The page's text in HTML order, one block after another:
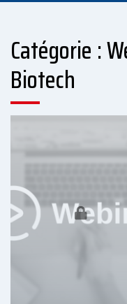
Catégorie :
Biotech